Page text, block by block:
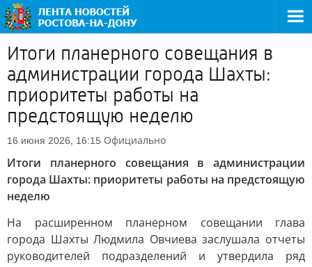
Итоги планерного совещания в
администрации города Шахты:
приоритеты работы на
предстоящую неделю
16 июня 2026, 16:15 Официально
Итоги планерного совещания в администрации
города Шахты: приоритеты работы на предстоящую
неделю
На расширенном планерном совещании глава
города Шахты Людмила Овчиева заслушала отчеты
руководителей подразделений и утвердила ряд